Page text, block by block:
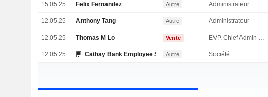
15.05.25 Felix Fernandez Autre Administrateur
12.05.25 Anthony Tang Autre Administrateur
12.05.25 Thomas M Lo Vente EVP, Chief Admin Officer
12.05.25 Cathay Bank Employee Stock Ownership Plan
Autre Société